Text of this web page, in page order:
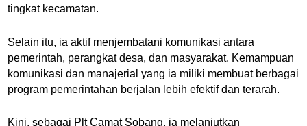
tingkat kecamatan.
Selain itu, ia aktif menjembatani komunikasi antara
pemerintah, perangkat desa, dan masyarakat. Kemampuan
komunikasi dan manajerial yang ia miliki membuat berbagai
program pemerintahan berjalan lebih efektif dan terarah.
Kini, sebagai Plt Camat Sobang, ia melanjutkan